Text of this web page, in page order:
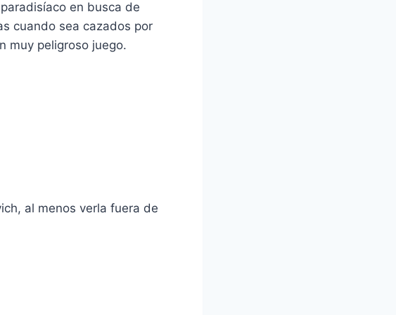
en busca de
cuando sea cazados por
muy peligroso juego.
al menos verla fuera de